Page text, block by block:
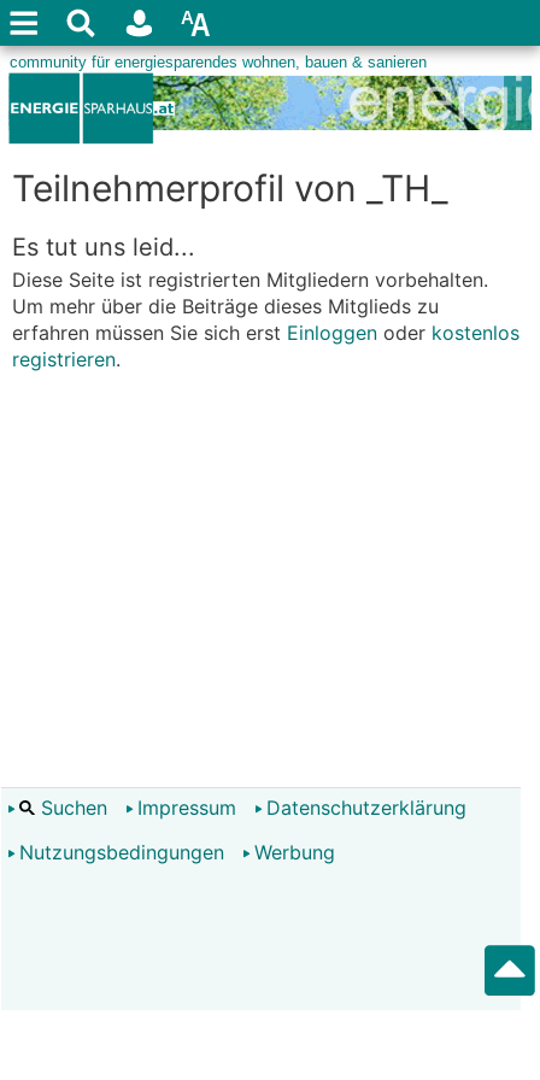
Teilnehmerprofil von _TH_
Es tut uns leid...
Diese Seite ist registrierten Mitgliedern vorbehalten.
Um mehr über die Beiträge dieses Mitglieds zu
erfahren müssen Sie sich erst Einloggen oder kostenlos
registrieren.
Suchen Impressum
Datenschutzerklärung
Nutzungsbedingungen
Werbung